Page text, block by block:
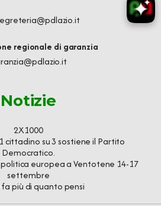
regionale di garanzia
Notizie
2X1000
cittadino su 3 sostiene il Partito
Democratico.
europea a Ventotene 14-17
settembre
più di quanto pensi